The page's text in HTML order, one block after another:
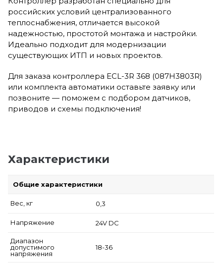
российских условий централизованного
теплоснабжения, отличается высокой
надежностью, простотой монтажа и настройки.
Идеально подходит для модернизации
существующих ИТП и новых проектов.
Для заказа контроллера ECL-3R 368 (087H3803R)
или комплекта автоматики оставьте заявку или
позвоните — поможем с подбором датчиков,
приводов и схемы подключения!
Характеристики
Общие характеристики
Вес, кг 0,3
Напряжение 24V DC
Диапазон
допустимого
напряжения
18-36